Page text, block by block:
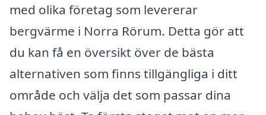
med olika företag som levererar
bergvärme i Norra Rörum. Detta gör att
du kan få en översikt över de bästa
alternativen som finns tillgängliga i ditt
område och välja det som passar dina